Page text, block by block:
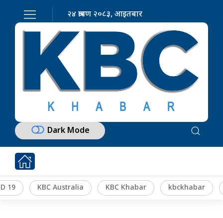
२४ श्रावण २०८३, आइतबार
Dark Mode
19 KBC Australia KBC Khabar kbckhabar